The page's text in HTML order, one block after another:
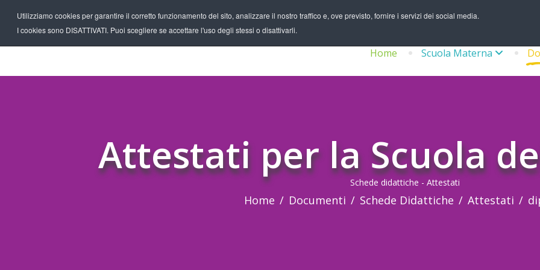
Utilizziamo cookies per garantire il corretto funzionamento del sito, analizzare il nostro traffico e, ove previsto, fornire i servizi dei social media.
I cookies sono DISATTIVATI. Puoi scegliere se accettare l'uso degli stessi o disattivarli.
Home Scuola Materna
Attestati per la Scuola
Schede didattiche - Attestati
Home Documenti Schede Didattiche Attestati